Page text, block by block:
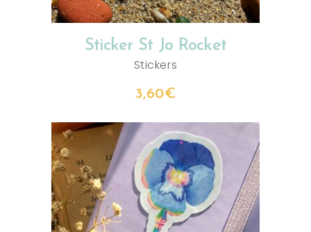
Sticker St Jo Rocket
Stickers
3,60€
AJOUTER AU PANIER